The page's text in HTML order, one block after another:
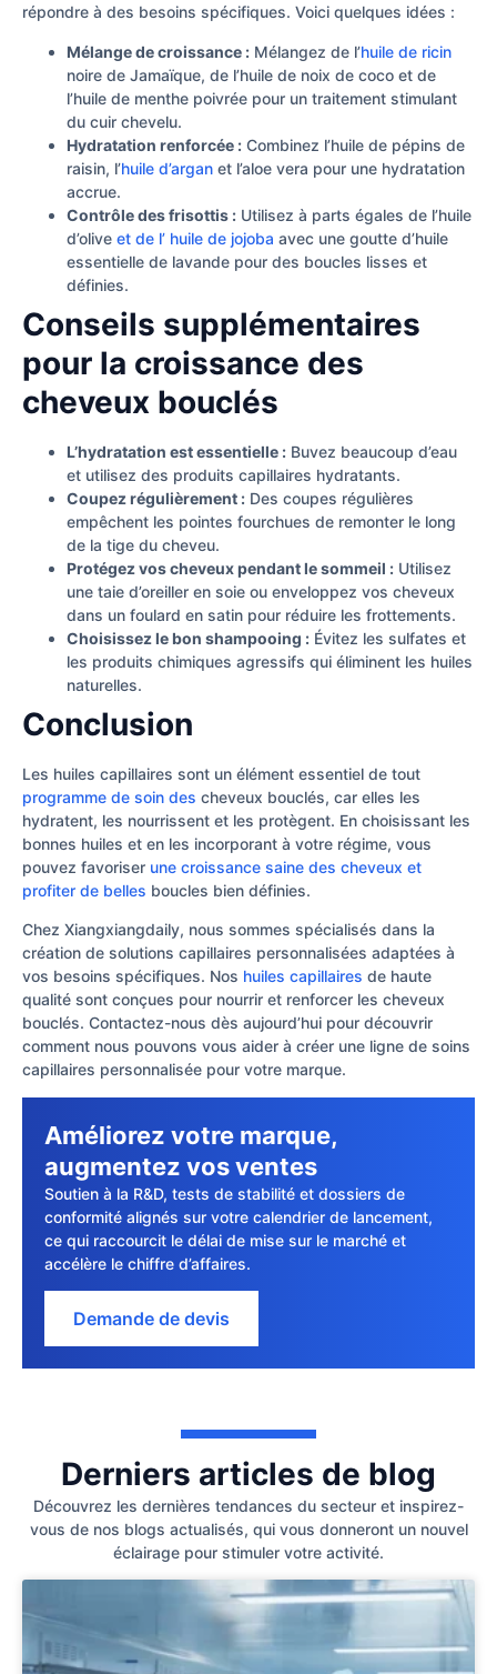
répondre à des besoins spécifiques. Voici quelques idées :
Mélange de croissance : Mélangez de l’huile de ricin
noire de Jamaïque, de l’huile de noix de coco et de
l’huile de menthe poivrée pour un traitement stimulant
du cuir chevelu.
Hydratation renforcée : Combinez l’huile de pépins de
raisin, l’huile d’argan et l’aloe vera pour une hydratation
accrue.
Contrôle des frisottis : Utilisez à parts égales de l’huile
d’olive et de l’ huile de jojoba avec une goutte d’huile
essentielle de lavande pour des boucles lisses et
définies.
Conseils supplémentaires
pour la croissance des
cheveux bouclés
L’hydratation est essentielle : Buvez beaucoup d’eau
et utilisez des produits capillaires hydratants.
Coupez régulièrement : Des coupes régulières
empêchent les pointes fourchues de remonter le long
de la tige du cheveu.
Protégez vos cheveux pendant le sommeil : Utilisez
une taie d’oreiller en soie ou enveloppez vos cheveux
dans un foulard en satin pour réduire les frottements.
Choisissez le bon shampooing : Évitez les sulfates et
les produits chimiques agressifs qui éliminent les huiles
naturelles.
Conclusion
Les huiles capillaires sont un élément essentiel de tout
programme de soin des cheveux bouclés, car elles les
hydratent, les nourrissent et les protègent. En choisissant les
bonnes huiles et en les incorporant à votre régime, vous
pouvez favoriser une croissance saine des cheveux et
profiter de belles boucles bien définies.
Chez Xiangxiangdaily, nous sommes spécialisés dans la
création de solutions capillaires personnalisées adaptées à
vos besoins spécifiques. Nos huiles capillaires de haute
qualité sont conçues pour nourrir et renforcer les cheveux
bouclés. Contactez-nous dès aujourd’hui pour découvrir
comment nous pouvons vous aider à créer une ligne de soins
capillaires personnalisée pour votre marque.
Améliorez votre marque,
augmentez vos ventes
Soutien à la R&D, tests de stabilité et dossiers de
conformité alignés sur votre calendrier de lancement,
ce qui raccourcit le délai de mise sur le marché et
accélère le chiffre d’affaires.
Demande de devis
Derniers articles de blog
Découvrez les dernières tendances du secteur et inspirez-
vous de nos blogs actualisés, qui vous donneront un nouvel
éclairage pour stimuler votre activité.